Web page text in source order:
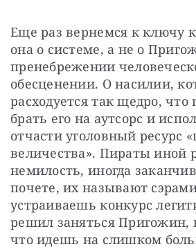
Еще раз вернемся к ключу
она о системе, а не о
пренебрежении
обесценении. О насилии,
расходуется так щедро, что
брать его на аутсорс и
отчасти уголовный ресурс
величества». Пираты иной
немилость, иногда
почете, их называют
устраиваешь конкурс
решил заняться Пригожин,
что идешь на слишком